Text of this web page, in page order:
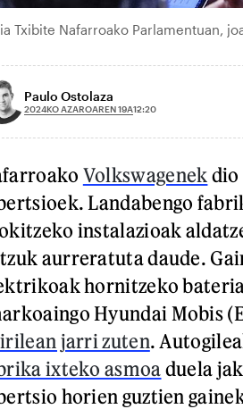
Txibite Nafarroako Parlamentuan,
Paulo Ostolaza
2024KO AZAROAREN 19A12:20
Volkswagenek dio
Landabengo
instalazioak
aurreratuta daude.
hornitzeko
Hyundai Mobis
jarri zuten.
ixteko asmoa duela
horien guztien